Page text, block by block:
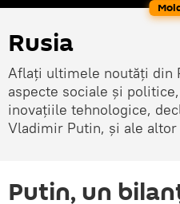
Rusia
Aflați ultimele noutăți din
aspecte sociale și
inovațiile tehnologice,
Vladimir Putin, și ale
Putin, un